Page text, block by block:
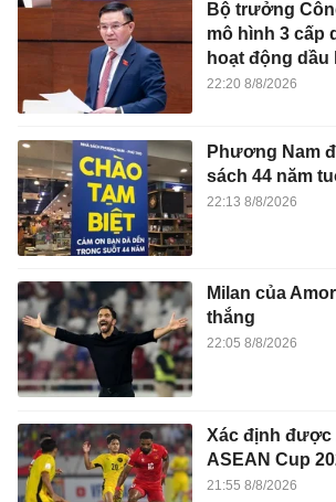
Bộ trưởng
mô hình 3 cấp
hoạt động dầu
22:20 8/8/2026
Phương Nam
sách 44 năm
22:13 8/8/2026
Milan của
thắng
22:05 8/8/2026
Xác định được
ASEAN Cup
21:55 8/8/2026